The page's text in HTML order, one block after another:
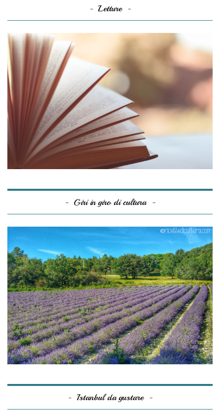
Letture
Giri in giro di cultura
Istanbul da gustare